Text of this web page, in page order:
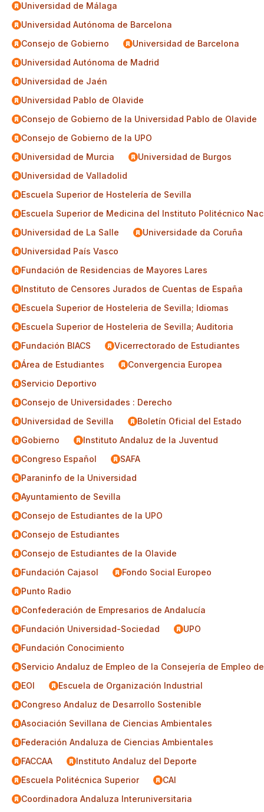
Universidad de Málaga
Universidad Autónoma de Barcelona
Consejo de Gobierno
Universidad de Barcelona
Universidad Autónoma de Madrid
Universidad de Jaén
Universidad Pablo de Olavide
Consejo de Gobierno de la Universidad Pablo de Olavide
Consejo de Gobierno de la UPO
Universidad de Murcia
Universidad de Burgos
Universidad de Valladolid
Escuela Superior de Hostelería de Sevilla
Escuela Superior de Medicina del Instituto Politécnico
Universidad de La Salle
Universidade da Coruña
Universidad País Vasco
Fundación de Residencias de Mayores Lares
Instituto de Censores Jurados de Cuentas de España
Escuela Superior de Hosteleria de Sevilla; Idiomas
Escuela Superior de Hosteleria de Sevilla; Auditoria
Fundación BIACS
Vicerrectorado de Estudiantes
Área de Estudiantes
Convergencia Europea
Servicio Deportivo
Consejo de Universidades : Derecho
Universidad de Sevilla
Boletín Oficial del Estado
Gobierno
Instituto Andaluz de la Juventud
Congreso Español
SAFA
Paraninfo de la Universidad
Ayuntamiento de Sevilla
Consejo de Estudiantes de la UPO
Consejo de Estudiantes
Consejo de Estudiantes de la Olavide
Fundación Cajasol
Fondo Social Europeo
Punto Radio
Confederación de Empresarios de Andalucía
Fundación Universidad-Sociedad
UPO
Fundación Conocimiento
Servicio Andaluz de Empleo de la Consejería de Empleo
EOI
Escuela de Organización Industrial
Congreso Andaluz de Desarrollo Sostenible
Asociación Sevillana de Ciencias Ambientales
Federación Andaluza de Ciencias Ambientales
FACCAA
Instituto Andaluz del Deporte
Escuela Politécnica Superior
CAI
Coordinadora Andaluza Interuniversitaria